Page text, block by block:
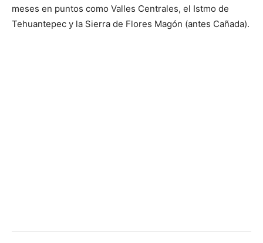
meses en puntos como Valles Centrales, el Istmo de
Tehuantepec y la Sierra de Flores Magón (antes Cañada).